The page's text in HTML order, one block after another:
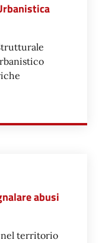
abusi
nel territorio